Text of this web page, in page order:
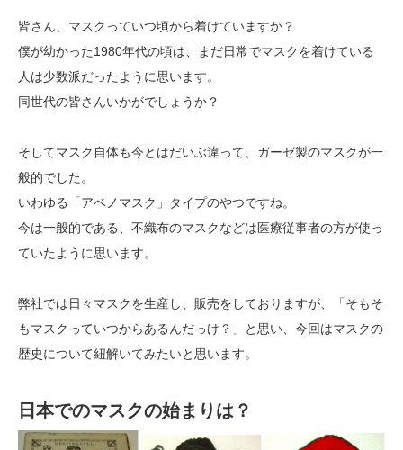
皆さん、マスクっていつ頃から着けていますか？
僕が幼かった1980年代の頃は、まだ日常でマスクを着けている
人は少数派だったように思います。
同世代の皆さんいかがでしょうか？
そしてマスク自体も今とはだいぶ違って、ガーゼ製のマスクが一
般的でした。
いわゆる「アベノマスク」タイプのやつですね。
今は一般的である、不織布のマスクなどは医療従事者の方が使っ
ていたように思います。
弊社では日々マスクを生産し、販売をしておりますが、「そもそ
もマスクっていつからあるんだっけ？」と思い、今回はマスクの
歴史について紐解いてみたいと思います。
日本でのマスクの始まりは？